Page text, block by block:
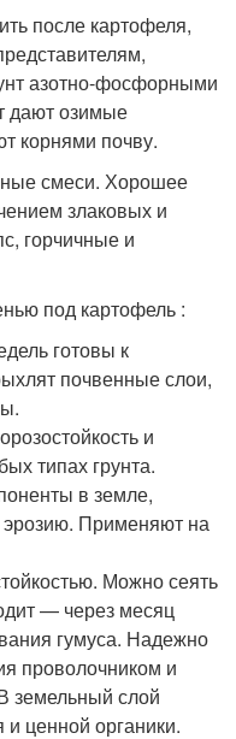
после картофеля,
азотно-фосфорными
дают озимые
корнями почву.
смеси. Хорошее
злаковых и
горчичные и
под картофель :
готовы к
почвенные слои,
и
типах грунта.
в земле,
Применяют на
Можно сеять
— через месяц
гумуса. Надежно
проволочником и
земельный слой
и ценной органики.